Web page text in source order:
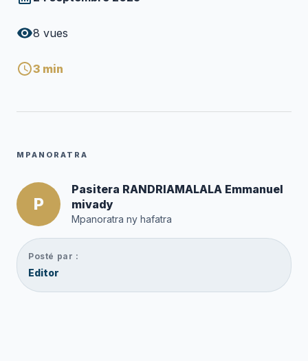
8 vues
3 min
MPANORATRA
P
Pasitera RANDRIAMALALA Emmanuel
mivady
Mpanoratra ny hafatra
Posté par :
Editor